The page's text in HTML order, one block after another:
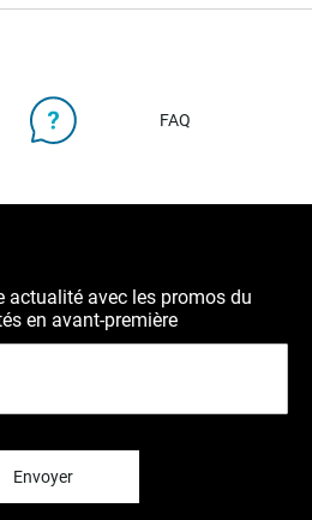
FAQ
actualité avec les promos du
en avant-première
Envoyer